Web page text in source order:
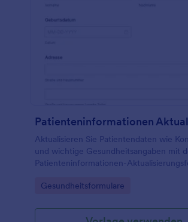
Aktualisieren Sie Patientendaten wie
und wichtige Gesundheitsangaben mit
Patienteninformationen-
Praxis und Klinik.
Go to Category:
Gesundheitsformulare